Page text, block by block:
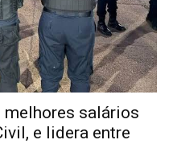
salários
e lidera entre